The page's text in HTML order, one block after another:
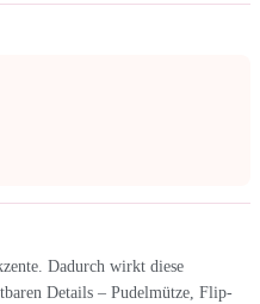
Dadurch wirkt diese
Details – Pudelmütze, Flip-